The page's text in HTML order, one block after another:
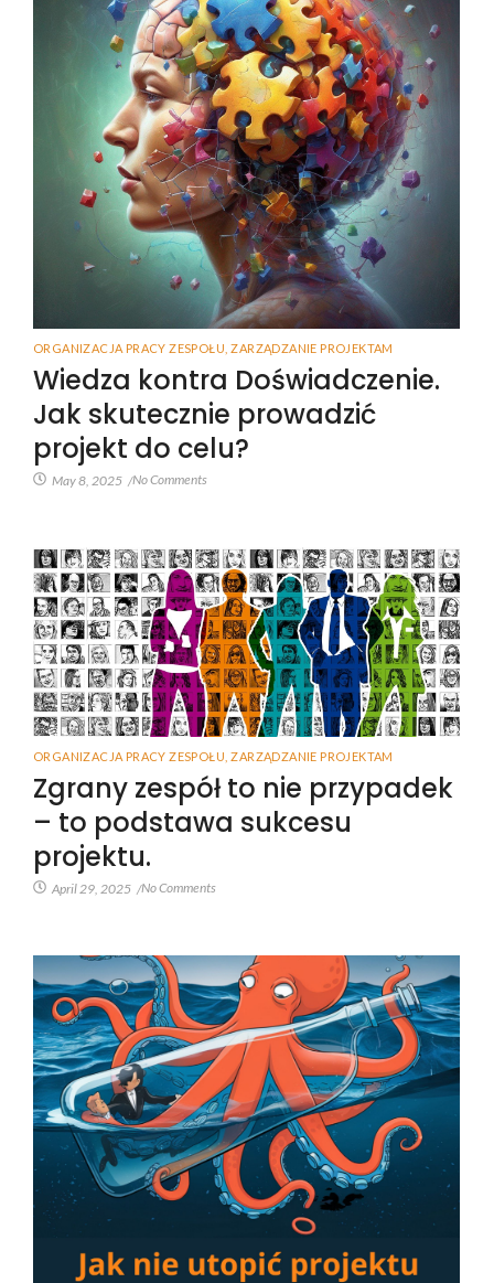
ORGANIZACJA PRACY ZESPOŁU ZARZĄDZANIE PROJEKTAM
Wiedza kontra Doświadczenie.
Jak skutecznie prowadzić
projekt do celu?
May 8, 2025 /No Comments
ORGANIZACJA PRACY ZESPOŁU ZARZĄDZANIE PROJEKTAM
Zgrany zespół to nie przypadek
– to podstawa sukcesu
projektu.
April 29, 2025 /No Comments